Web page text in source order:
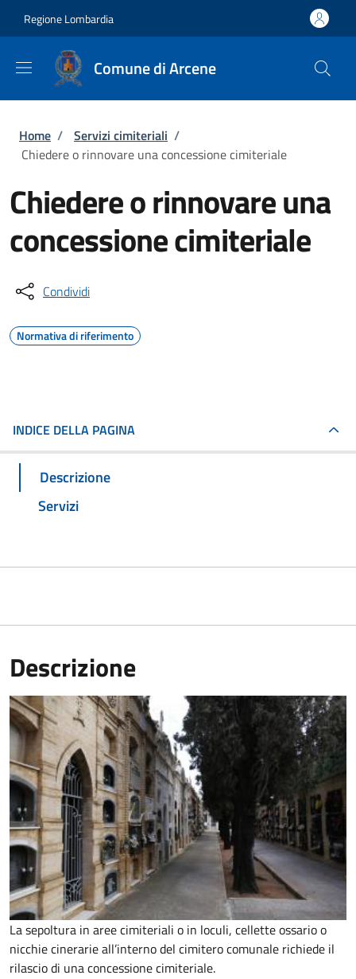
Regione Lombardia
Comune di Arcene
Briciole di pane
Home / Servizi cimiteriali /
Chiedere o rinnovare una concessione cimiteriale
Chiedere o rinnovare una
concessione cimiteriale
Condividi
Normativa di riferimento
INDICE DELLA PAGINA
Descrizione
Servizi
Descrizione
La sepoltura in aree cimiteriali o in loculi, cellette ossario o
nicchie cinerarie all’interno del cimitero comunale richiede il
rilascio di una concessione cimiteriale.